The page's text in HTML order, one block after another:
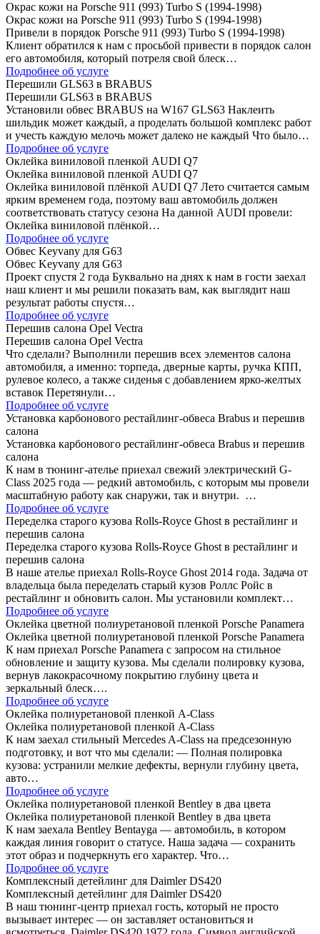
Окрас кожи на Porsche 911 (993) Turbo S (1994-1998)
Окрас кожи на Porsche 911 (993) Turbo S (1994-1998)
Привели в порядок Porsche 911 (993) Turbo S (1994-1998)
Клиент обратился к нам с просьбой привести в порядок салон
его автомобиля, который потреля свой блеск…
Подробнее об услуге
Перешили GLS63 в BRABUS
Перешили GLS63 в BRABUS
Установили обвес BRABUS на W167 GLS63 Наклеить
шильдик может каждый, а проделать большой комплекс работ
и учесть каждую мелочь может далеко не каждый Что было…
Подробнее об услуге
Оклейка виниловой пленкой AUDI Q7
Оклейка виниловой пленкой AUDI Q7
Оклейка виниловой плёнкой AUDI Q7 Лето считается самым
ярким временем года, поэтому ваш автомобиль должен
соответствовать статусу сезона На данной AUDI провели:
Оклейка виниловой плёнкой…
Подробнее об услуге
Обвес Keyvany для G63
Обвес Keyvany для G63
Проект спустя 2 года Буквально на днях к нам в гости заехал
наш клиент и мы решили показать вам, как выглядит наш
результат работы спустя…
Подробнее об услуге
Перешив салона Opel Vectra
Перешив салона Opel Vectra
Что сделали? Выполнили перешив всех элементов салона
автомобиля, а именно: торпеда, дверные карты, ручка КПП,
рулевое колесо, а также сиденья с добавлением ярко-желтых
вставок Перетянули…
Подробнее об услуге
Установка карбонового рестайлинг-обвеса Brabus и перешив
салона
Установка карбонового рестайлинг-обвеса Brabus и перешив
салона
К нам в тюнинг-ателье приехал свежий электрический G-
Class 2025 года — редкий автомобиль, с которым мы провели
масштабную работу как снаружи, так и внутри. …
Подробнее об услуге
Переделка старого кузова Rolls-Royce Ghost в рестайлинг и
перешив салона
Переделка старого кузова Rolls-Royce Ghost в рестайлинг и
перешив салона
В наше ателье приехал Rolls-Royce Ghost 2014 года. Задача от
владельца была переделать старый кузов Роллс Ройс в
рестайлинг и обновить салон. Мы установили комплект…
Подробнее об услуге
Оклейка цветной полиуретановой пленкой Porsche Panamera
Оклейка цветной полиуретановой пленкой Porsche Panamera
К нам приехал Porsche Panamera с запросом на стильное
обновление и защиту кузова. Мы сделали полировку кузова,
вернув лакокрасочному покрытию глубину цвета и
зеркальный блеск….
Подробнее об услуге
Оклейка полиуретановой пленкой A-Class
Оклейка полиуретановой пленкой A-Class
К нам заехал стильный Mercedes A-Class на предсезонную
подготовку, и вот что мы сделали: — Полная полировка
кузова: устранили мелкие дефекты, вернули глубину цвета,
авто…
Подробнее об услуге
Оклейка полиуретановой пленкой Bentley в два цвета
Оклейка полиуретановой пленкой Bentley в два цвета
К нам заехала Bentley Bentayga — автомобиль, в котором
каждая линия говорит о статусе. Наша задача — сохранить
этот образ и подчеркнуть его характер. Что…
Подробнее об услуге
Комплексный детейлинг для Daimler DS420
Комплексный детейлинг для Daimler DS420
В наш тюнинг-центр приехал гость, который не просто
вызывает интерес — он заставляет остановиться и